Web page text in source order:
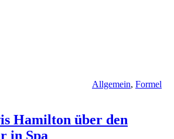
Allgemein, Formel
Hamilton über den
in Spa